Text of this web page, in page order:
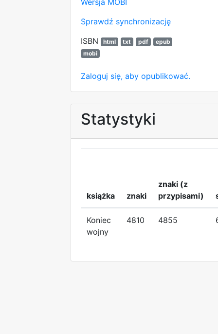
Sprawdź synchronizację
ISBN
html txt pdf
epub
mobi
Zaloguj się, aby opublikować.
Statystyki
książka znaki
znaki (z
przypisami)
Koniec
wojny
4810 4855